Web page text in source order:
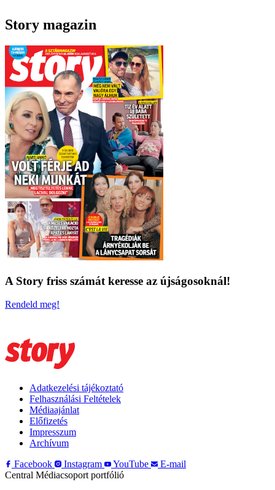
Story magazin
A Story friss számát keresse az újságosoknál!
Rendeld meg!
Adatkezelési tájékoztató
Felhasználási Feltételek
Médiaajánlat
Előfizetés
Impresszum
Archívum
Facebook
Instagram YouTube
E-mail
Central Médiacsoport portfólió